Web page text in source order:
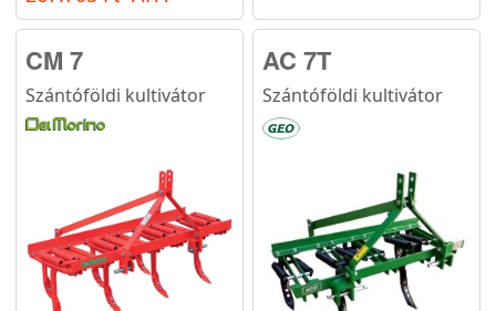
CM 7
Szántóföldi kultivátor
AC 7T
Szántóföldi kultivátor